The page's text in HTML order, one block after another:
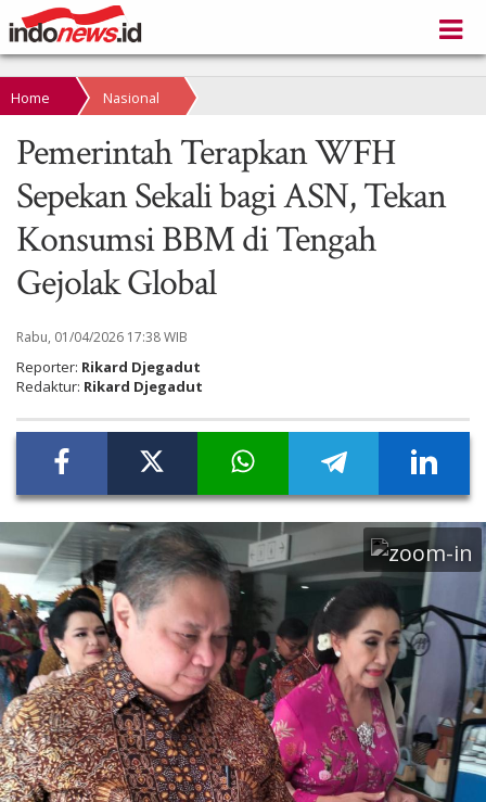
Home Nasional
Pemerintah Terapkan WFH
Sepekan Sekali bagi ASN, Tekan
Konsumsi BBM di Tengah
Gejolak Global
Rabu, 01/04/2026 17:38 WIB
Reporter: Rikard Djegadut
Redaktur: Rikard Djegadut